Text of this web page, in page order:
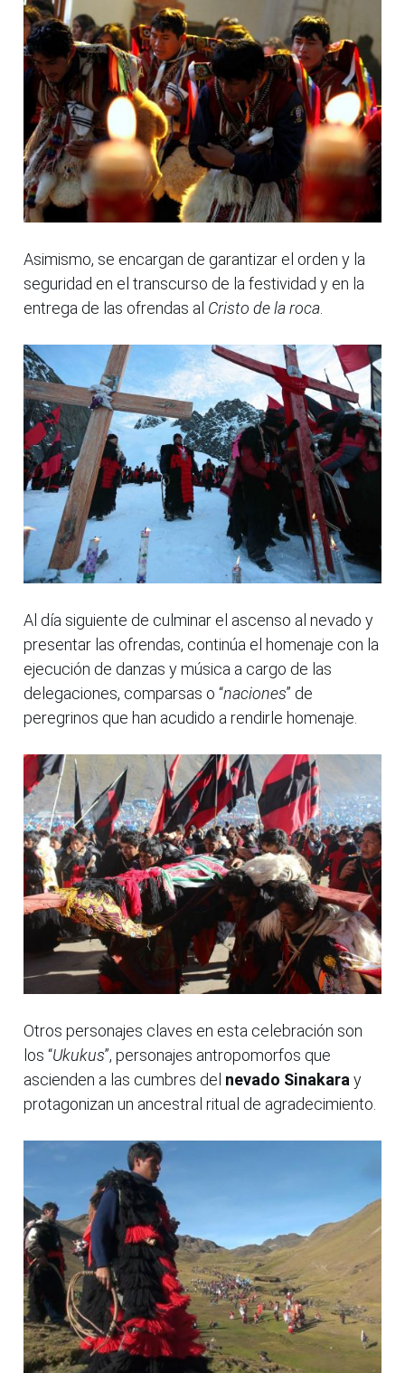
Asimismo, se encargan de garantizar el orden y la
seguridad en el transcurso de la festividad y en la
entrega de las ofrendas al Cristo de la roca.
Al día siguiente de culminar el ascenso al nevado y
presentar las ofrendas, continúa el homenaje con la
ejecución de danzas y música a cargo de las
delegaciones, comparsas o “naciones” de
peregrinos que han acudido a rendirle homenaje.
Otros personajes claves en esta celebración son
los “Ukukus”, personajes antropomorfos que
ascienden a las cumbres del nevado Sinakara y
protagonizan un ancestral ritual de agradecimiento.